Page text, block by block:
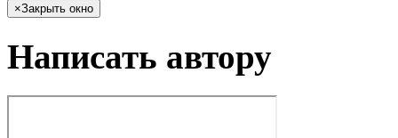
×Закрыть окно
Написать автору